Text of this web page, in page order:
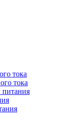
тока
тока